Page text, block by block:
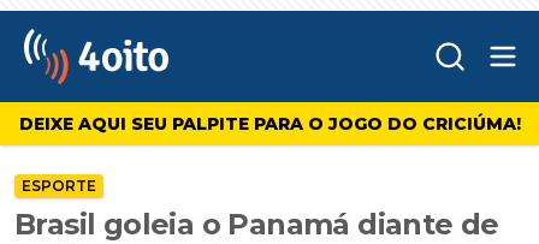
4oito
DEIXE AQUI SEU PALPITE PARA O JOGO DO CRICIÚMA!
ESPORTE
Brasil goleia o Panamá diante de